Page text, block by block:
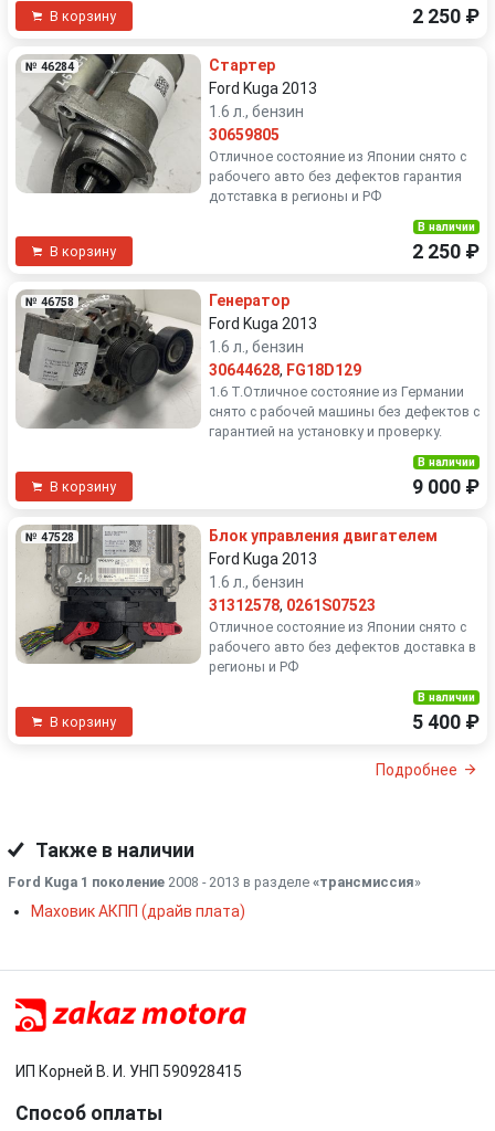
В корзину 2 250 ₽
№ 46284
Стартер
Ford Kuga 2013
1.6 л., бензин
30659805
Отличное состояние из Японии снято с
рабочего авто без дефектов гарантия
дотставка в регионы и РФ
В корзину
В наличии
2 250 ₽
№ 46758
Генератор
Ford Kuga 2013
1.6 л., бензин
30644628, FG18D129
1.6 T.Отличное состояние из Германии
снято с рабочей машины без дефектов с
гарантией на установку и проверку.
В корзину
В наличии
9 000 ₽
№ 47528
Блок управления двигателем
Ford Kuga 2013
1.6 л., бензин
31312578, 0261S07523
Отличное состояние из Японии снято с
рабочего авто без дефектов доставка в
регионы и РФ
В корзину
В наличии
5 400 ₽
Подробнее
Также в наличии
Ford Kuga 1 поколение 2008 - 2013 в разделе «трансмиссия»
Маховик АКПП (драйв плата)
ИП Корней В. И. УНП 590928415
Способ оплаты